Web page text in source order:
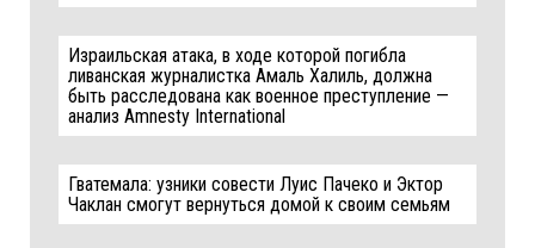
Израильская атака, в ходе которой погибла
ливанская журналистка Амаль Халиль, должна
быть расследована как военное преступление —
анализ Amnesty International
Гватемала: узники совести Луис Пачеко и Эктор
Чаклан смогут вернуться домой к своим семьям